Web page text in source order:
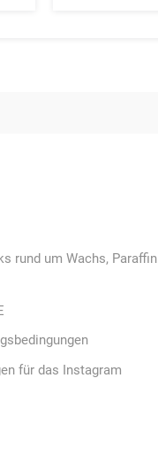
rund um Wachs, Paraffin
für das Instagram